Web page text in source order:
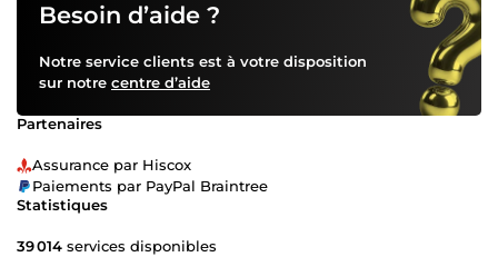
Besoin d’aide ?
Notre service clients est à votre disposition
sur notre centre d’aide
Partenaires
Assurance par Hiscox
Paiements par PayPal Braintree
Statistiques
39 014 services disponibles